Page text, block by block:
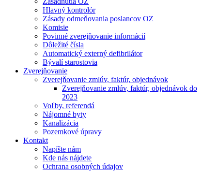
Hlavný kontrolór
Zásady odmeňovania poslancov OZ
Komisie
Povinné zverejňovanie informácií
Dôležité čísla
Automatický externý defibrilátor
Bývalí starostovia
Zverejňovanie
Zverejňovanie zmlúv, faktúr, objednávok
Zverejňovanie zmlúv, faktúr, objednávok do
2023
Voľby, referendá
Nájomné byty
Kanalizácia
Pozemkové úpravy
Kontakt
Napíšte nám
Kde nás nájdete
Ochrana osobných údajov